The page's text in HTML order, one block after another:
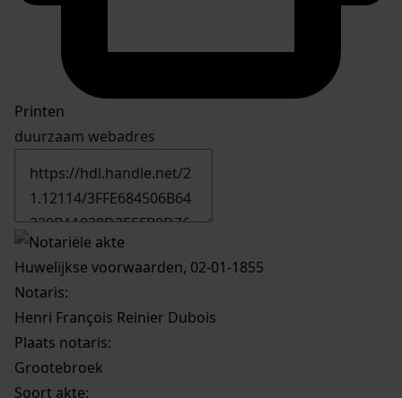
Printen
duurzaam webadres
Huwelijkse voorwaarden, 02-01-1855
Notaris:
Henri François Reinier Dubois
Plaats notaris:
Grootebroek
Soort akte: